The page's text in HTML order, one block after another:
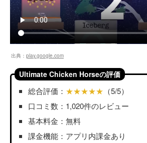
出典： play.google.com
Ultimate Chicken Horseの評価
総合評価： ★★★★★ （5/5）
口コミ数：1,020件のレビュー
基本料金：無料
課金機能：アプリ内課金あり